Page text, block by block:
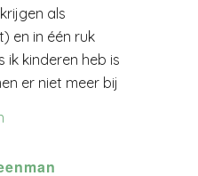
als
en in één ruk
ik kinderen heb is
er niet meer bij